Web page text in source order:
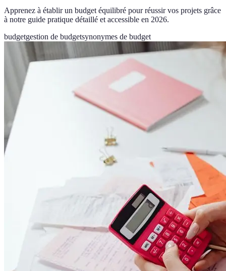
Apprenez à établir un budget équilibré pour réussir vos projets grâce
à notre guide pratique détaillé et accessible en 2026.
budgetgestion de budgetsynonymes de budget